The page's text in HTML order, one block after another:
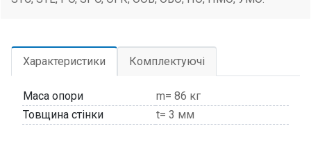
Характеристики Комплектуючі
Маса опори
m= 86 кг
Товщина стінки
t= 3 мм